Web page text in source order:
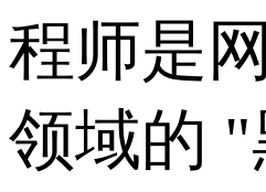
程师是
领域的 "